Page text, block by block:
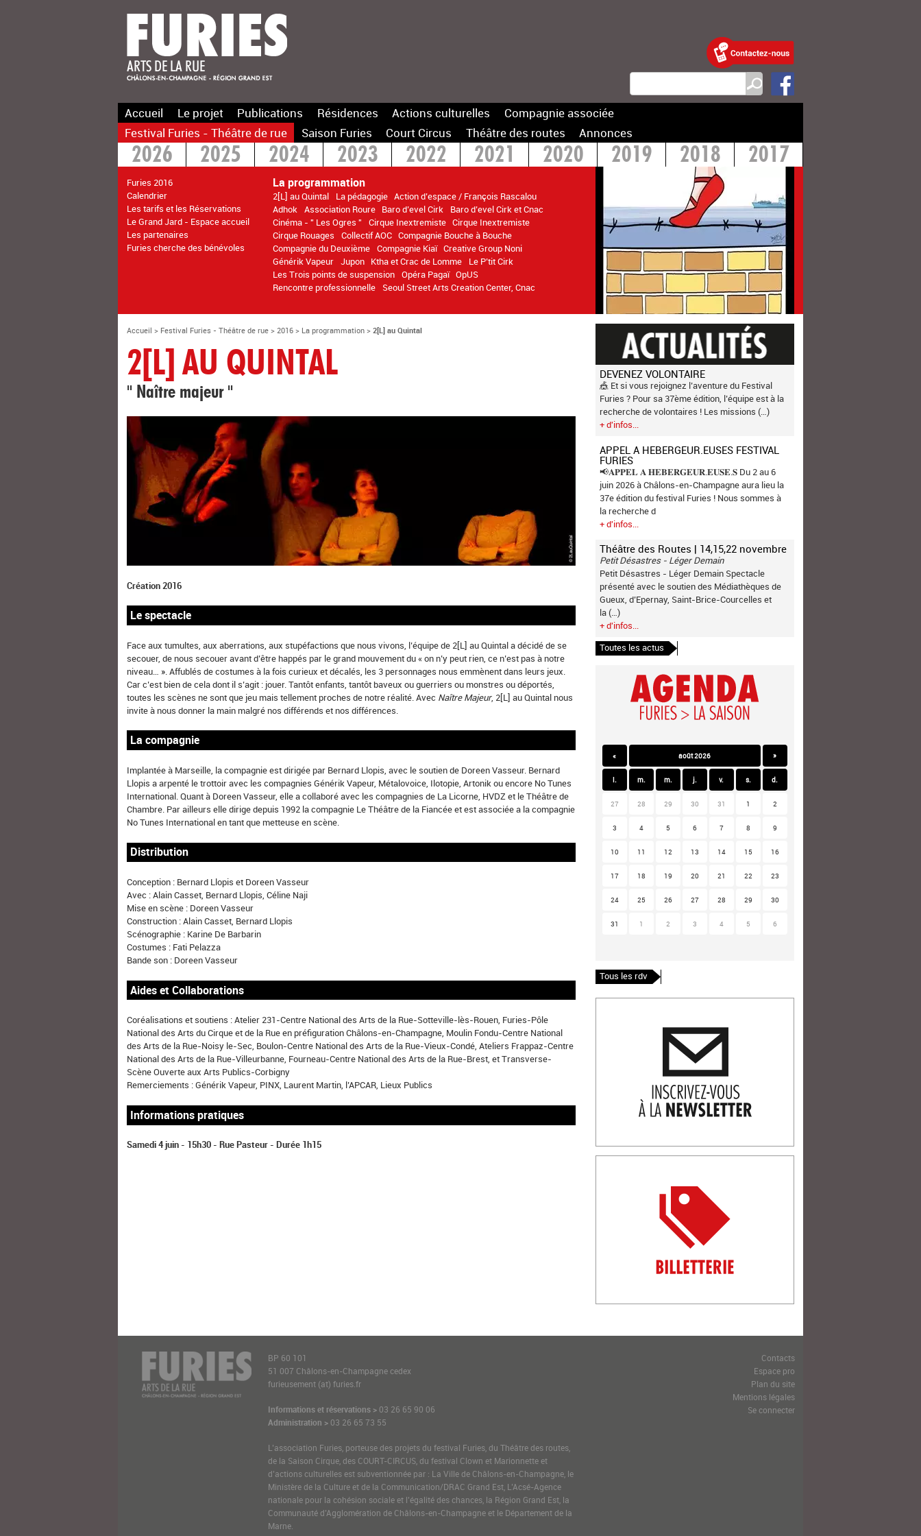
Accueil Le projet Publications Résidences Actions culturelles
Compagnie associée
Festival Furies - Théâtre de rue
Saison Furies Court Circus Théâtre des routes Annonces
2026 2025 2024 2023 2022 2021 2020 2019 2018
2017
2016
Furies 2016
Calendrier
Les tarifs et les Réservations
Le Grand Jard - Espace accueil
Les partenaires
Furies cherche des bénévoles
La programmation
2[L] au Quintal La pédagogie Action d’espace / François Rascalou
Adhok
Association Roure Baro d’evel Cirk
Baro d’evel Cirk et Cnac
Cinéma - " Les Ogres "
Cirque Inextremiste Cirque Inextremiste
Cirque Rouages
Collectif AOC Compagnie Bouche à Bouche
Compagnie du Deuxième Compagnie Kiaï Creative Group Noni
Générik Vapeur Jupon Ktha et Crac de Lomme
Le P’tit Cirk
Les Trois points de suspension Opéra Pagaï OpUS
Rencontre professionnelle
Seoul Street Arts Creation Center, Cnac
>2014
Accueil > Festival Furies - Théâtre de rue > 2016 > La programmation >2[L] au Quintal
2[L] AU QUINTAL
" Naître majeur "
Création 2016
Le spectacle
Face aux tumultes, aux aberrations, aux stupéfactions que nous vivons, l’équipe de 2[L] au Quintal a décidé de se
secouer, de nous secouer avant d’être happés par le grand mouvement du « on n’y peut rien, ce n’est pas à notre
niveau… ». Affublés de costumes à la fois curieux et décalés, les 3 personnages nous emmènent dans leurs jeux.
Car c’est bien de cela dont il s’agit : jouer. Tantôt enfants, tantôt baveux ou guerriers ou monstres ou déportés,
toutes les scènes ne sont que jeu mais tellement proches de notre réalité. Avec Naître Majeur, 2[L] au Quintal nous
invite à nous donner la main malgré nos différends et nos différences.
La compagnie
Implantée à Marseille, la compagnie est dirigée par Bernard Llopis, avec le soutien de Doreen Vasseur. Bernard
Llopis a arpenté le trottoir avec les compagnies Générik Vapeur, Métalovoice, Ilotopie, Artonik ou encore No Tunes
International. Quant à Doreen Vasseur, elle a collaboré avec les compagnies de La Licorne, HVDZ et le Théâtre de
Chambre. Par ailleurs elle dirige depuis 1992 la compagnie Le Théâtre de la Fiancée et est associée a la compagnie
No Tunes International en tant que metteuse en scène.
Distribution
Conception : Bernard Llopis et Doreen Vasseur
Avec : Alain Casset, Bernard Llopis, Céline Naji
Mise en scène : Doreen Vasseur
Construction : Alain Casset, Bernard Llopis
Scénographie : Karine De Barbarin
Costumes : Fati Pelazza
Bande son : Doreen Vasseur
Aides et Collaborations
Coréalisations et soutiens : Atelier 231-Centre National des Arts de la Rue-Sotteville-lès-Rouen, Furies-Pôle
National des Arts du Cirque et de la Rue en préfiguration Châlons-en-Champagne, Moulin Fondu-Centre National
des Arts de la Rue-Noisy le-Sec, Boulon-Centre National des Arts de la Rue-Vieux-Condé, Ateliers Frappaz-Centre
National des Arts de la Rue-Villeurbanne, Fourneau-Centre National des Arts de la Rue-Brest, et Transverse-
Scène Ouverte aux Arts Publics-Corbigny
Remerciements : Générik Vapeur, PINX, Laurent Martin, l’APCAR, Lieux Publics
Informations pratiques
Samedi 4 juin - 15h30 - Rue Pasteur - Durée 1h15
DEVENEZ VOLONTAIRE
🎪 Et si vous rejoignez l’aventure du Festival
Furies ? Pour sa 37ème édition, l’équipe est à la
recherche de volontaires ! Les missions (…)
+ d'infos...
APPEL A HEBERGEUR.EUSES FESTIVAL
FURIES
📢𝐀𝐏𝐏𝐄𝐋 𝐀 𝐇𝐄𝐁𝐄𝐑𝐆𝐄𝐔𝐑.𝐄𝐔𝐒𝐄.𝐒 Du 2 au 6
juin 2026 à Châlons-en-Champagne aura lieu la
37e édition du festival Furies ! Nous sommes à
la recherche d
+ d'infos...
Théâtre des Routes | 14,15,22 novembre
Petit Désastres - Léger Demain
Petit Désastres - Léger Demain Spectacle
présenté avec le soutien des Médiathèques de
Gueux, d’Epernay, Saint-Brice-Courcelles et
la (…)
+ d'infos...
Toutes les actus
« août 2026 »
l. m. m. j. v. s. d.
27 28 29 30 31 1 2
3 4 5 6 7 8 9
10 11 12 13 14 15 16
17 18 19 20 21 22 23
24 25 26 27 28 29 30
31 1 2 3 4 5 6
Tous les rdv
BP 60 101
51 007 Châlons-en-Champagne cedex
furieusement (at) furies.fr
Informations et réservations > 03 26 65 90 06
Administration > 03 26 65 73 55
L’association Furies, porteuse des projets du festival Furies, du Théâtre des routes,
de la Saison Cirque, des COURT-CIRCUS, du festival Clown et Marionnette et
d’actions culturelles est subventionnée par : La Ville de Châlons-en-Champagne, le
Ministère de la Culture et de la Communication/DRAC Grand Est, L’Acsé-Agence
nationale pour la cohésion sociale et l’égalité des chances, la Région Grand Est, la
Communauté d’Agglomération de Châlons-en-Champagne et le Département de la
Marne.
Contacts
Espace pro
Plan du site
Mentions légales
Se connecter